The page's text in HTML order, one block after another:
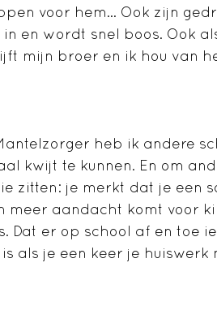
voor hem… Ook zijn
en wordt snel boos. Ook
mijn broer en ik hou van
heb ik andere
kwijt te kunnen. En om
zitten: je merkt dat je een
aandacht komt voor
Dat er op school af en toe
als je een keer je huiswerk